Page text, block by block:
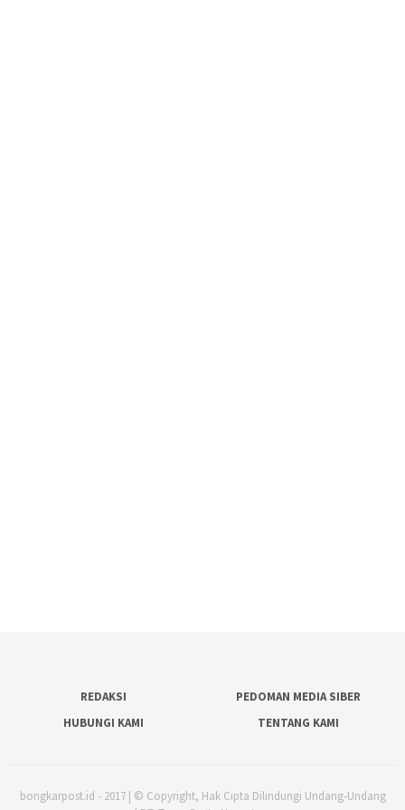
REDAKSI
PEDOMAN MEDIA SIBER
HUBUNGI KAMI
TENTANG KAMI
bongkarpost.id - 2017 | © Copyright, Hak Cipta Dilindungi Undang-Undang